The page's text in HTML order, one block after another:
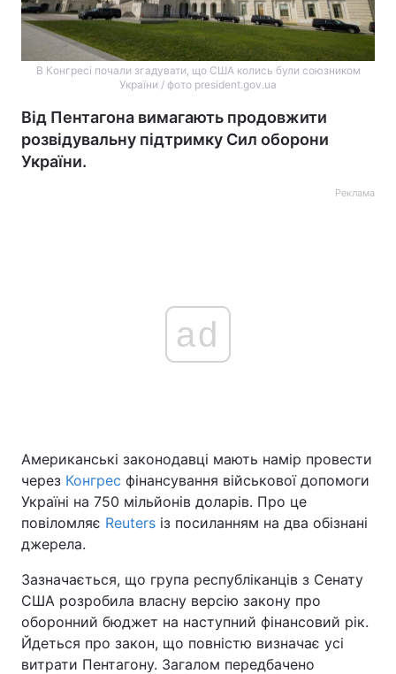
Головна Війна
Україна Політика
Економіка
Спорт Наука
Техно і зв'язок Лайт
Зброя Інциденти
В Конгресі почали згадувати, що США колись були союзником
України / фото president.gov.ua
Від Пентагона вимагають продовжити
розвідувальну підтримку Сил оборони
України.
Реклама
ad
Американські законодавці мають намір провести
через Конгрес фінансування військової допомоги
Україні на 750 мільйонів доларів. Про це
повіломляє Reuters із посиланням на два обізнані
джерела.
Зазначається, що група республіканців з Сенату
США розробила власну версію закону про
оборонний бюджет на наступний фінансовий рік.
Йдеться про закон, що повністю визначає усі
витрати Пентагону. Загалом передбачено